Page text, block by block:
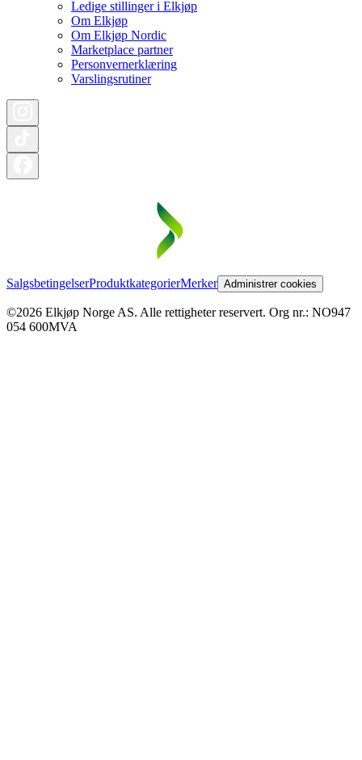
Ledige stillinger i Elkjøp
Om Elkjøp
Om Elkjøp Nordic
Marketplace partner
Personvernerklæring
Varslingsrutiner
SalgsbetingelserProduktkategorierMerker Administrer cookies
©2026 Elkjøp Norge AS. Alle rettigheter reservert. Org nr.: NO947
054 600MVA